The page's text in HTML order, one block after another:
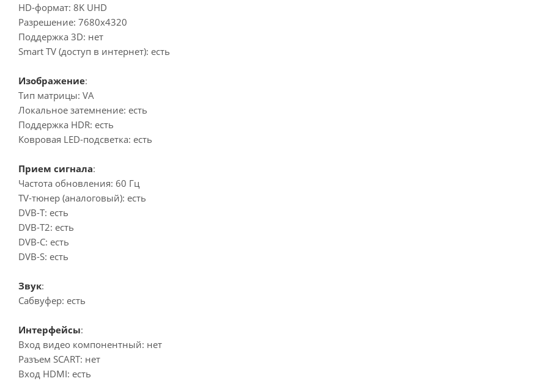
HD-формат: 8K UHD
Разрешение: 7680х4320
Поддержка 3D: нет
Smart TV (доступ в интернет): есть
Изображение:
Тип матрицы: VA
Локальное затемнение: есть
Поддержка HDR: есть
Ковровая LED-подсветка: есть
Прием сигнала:
Частота обновления: 60 Гц
TV-тюнер (аналоговый): есть
DVB-T: есть
DVB-T2: есть
DVB-C: есть
DVB-S: есть
Звук:
Сабвуфер: есть
Интерфейсы:
Вход видео компонентный: нет
Разъем SCART: нет
Вход HDMI: есть